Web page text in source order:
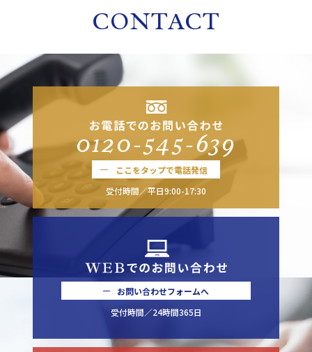
CONTACT
0120-545-639
ここをタップで電話発信
受付時間／平日9:00-17:30
お問い合わせフォームへ
受付時間／24時間365日